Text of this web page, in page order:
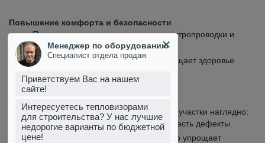
Повышение комфорта и безопасности
Проверка отопительных систем, электропроводки и
состояния стен снижает риск аварий.
Контроль влажности и плесени защищает здоровье
Тепловизор показывает проблемные участки наглядно:
даже непрофессионал быстро поймёт, где есть дефекты.
Возможность сохранять фото и видео упрощает
Менеджер по оборудованию
Специалист отдела продаж
Приветствуем Вас на нашем
сайте!
Интересуетесь тепловизорами
для строительства? У нас лучшие
недорогие варианты по бюджетной
цене!